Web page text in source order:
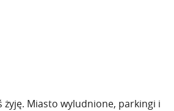
żyję. Miasto wyludnione, parkingi i